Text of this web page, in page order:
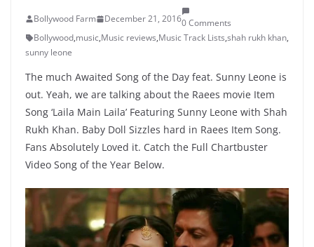
Bollywood Farm December 21, 20160 Comments
Bollywood,music,Music reviews,Music Track Lists,shah rukh khan,
sunny leone
The much Awaited Song of the Day feat. Sunny Leone is
out. Yeah, we are talking about the Raees movie Item
Song ‘Laila Main Laila’ Featuring Sunny Leone with Shah
Rukh Khan. Baby Doll Sizzles hard in Raees Item Song.
Fans Absolutely Loved it. Catch the Full Chartbuster
Video Song of the Year Below.